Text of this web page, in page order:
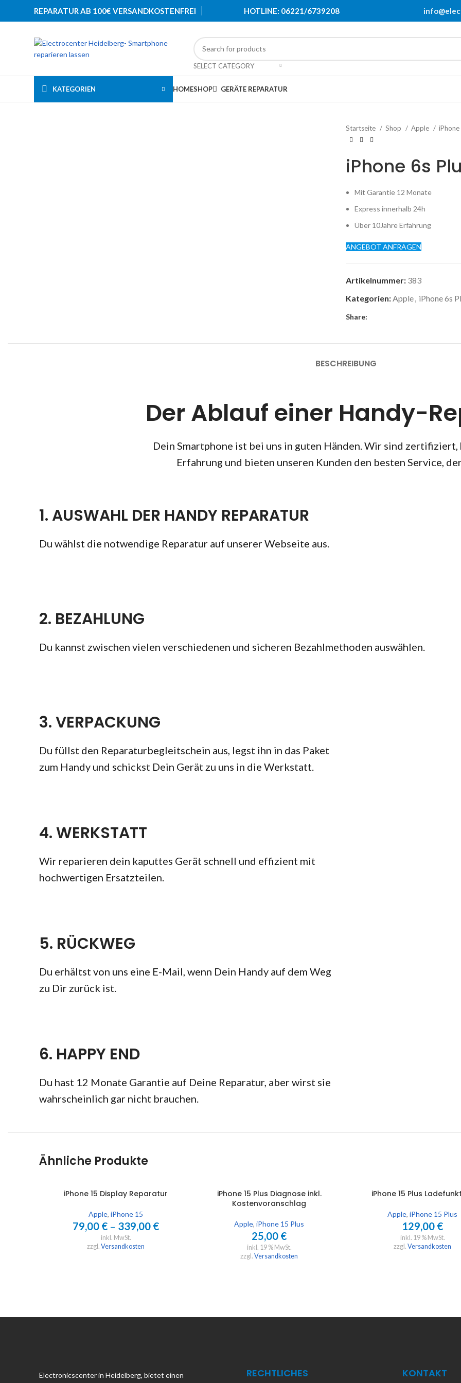
REPARATUR AB 100€ VERSANDKOSTENFREI HOTLINE: 06221/6739208
SELECT CATEGORY
KATEGORIEN HOMESHOP GERÄTE REPARATUR
Startseite Shop Apple iPhone
iPhone 6s
Mit Garantie 12 Monate
Express innerhalb 24h
Über 10Jahre Erfahrung
ANGEBOT ANFRAGEN
Artikelnummer: 383
Kategorien: Apple iPhone 6s
Share:
BESCHREIBUNG
Der Ablauf einer Handy-
Dein Smartphone ist bei uns in guten Händen. Wir sind zertifiziert,
Erfahrung und bieten unseren Kunden den besten Service,
1. AUSWAHL DER HANDY REPARATUR
Du wählst die notwendige Reparatur auf unserer Webseite aus.
2. BEZAHLUNG
Du kannst zwischen vielen verschiedenen und sicheren Bezahlmethoden auswählen.
3. VERPACKUNG
Du füllst den Reparaturbegleitschein aus, legst ihn in das Paket
zum Handy und schickst Dein Gerät zu uns in die Werkstatt.
4. WERKSTATT
Wir reparieren dein kaputtes Gerät schnell und effizient mit
hochwertigen Ersatzteilen.
5. RÜCKWEG
Du erhältst von uns eine E-Mail, wenn Dein Handy auf dem Weg
zu Dir zurück ist.
6. HAPPY END
Du hast 12 Monate Garantie auf Deine Reparatur, aber wirst sie
wahrscheinlich gar nicht brauchen.
Ähnliche Produkte
AUSFÜHRUNG WÄHLEN
iPhone 15 Display Reparatur
Apple, iPhone 15
79,00 € – 339,00 €
inkl. MwSt.
zzgl. Versandkosten
IN DEN WARENKORB
iPhone 15 Plus Diagnose inkl.
Kostenvoranschlag
Apple, iPhone 15 Plus
25,00 €
inkl. 19 % MwSt.
zzgl. Versandkosten
IN DEN WARENKORB
iPhone 15 Plus
Apple, iPhone 15 Plus
129,00 €
inkl. 19 % MwSt.
zzgl. Versandkosten
Electronicscenter in Heidelberg, bietet einen
RECHTLICHES KONTAKT